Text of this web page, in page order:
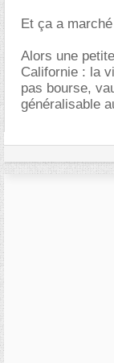
Et ça a marché
Alors une
Californie : la
pas bourse,
généralisable